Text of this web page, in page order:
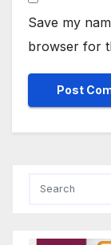
Save my
browser for